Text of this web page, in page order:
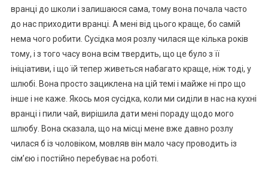
вранці до школи і залишаюся сама, тому вона почала часто
до нас приходити вранці. А мені від цього краще, бо самій
нема чого робити. Сусідка моя розлу чилася ще кілька років
тому, і з того часу вона всім твердить, що це було з її
ініціативи, і що їй тепер живеться набагато краще, ніж тоді, у
шлюбі. Вона просто зациклена на цій темі і майже ні про що
інше і не каже. Якось моя сусідка, коли ми сиділи в нас на кухні
вранці і пили чай, вирішила дати мені пораду щодо мого
шлюбу. Вона сказала, що на місці мене вже давно розлу
чилася б із чоловіком, мовляв він мало часу проводить із
сім’єю і постійно перебуває на роботі.